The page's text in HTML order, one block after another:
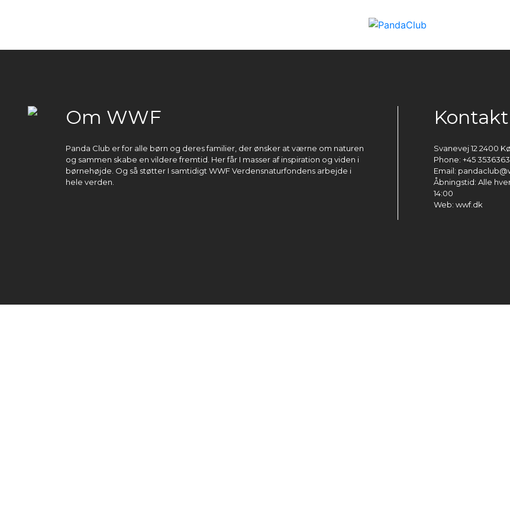
Om WWF
Panda Club er for alle børn og deres familier, der ønsker at værne om naturen
og sammen skabe en vildere fremtid. Her får I masser af inspiration og viden i
børnehøjde. Og så støtter I samtidigt WWF Verdensnaturfondens arbejde i
hele verden.
Kontakt
Svanevej 12 2400
Phone: +45
Email:
Åbningstid: Alle
14:00
Web: wwf.dk